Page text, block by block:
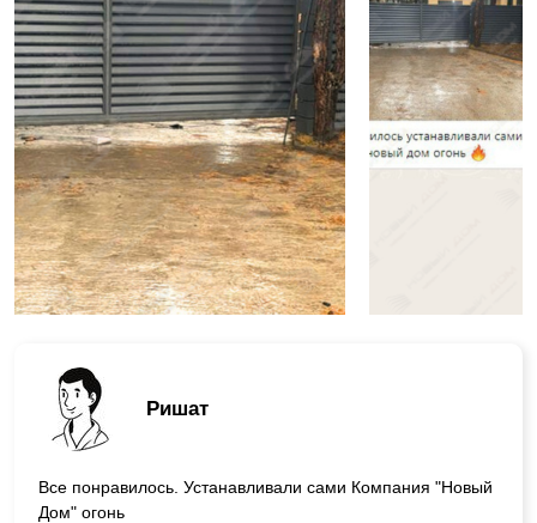
Ришат
Все понравилось. Устанавливали сами Компания "Новый
Дом" огонь